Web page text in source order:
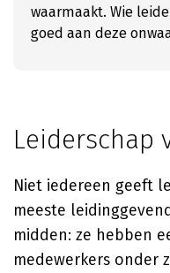
waarmaakt. Wie
goed aan deze
Leiderschap
Niet iedereen geeft
meeste
midden: ze hebben
medewerkers onder